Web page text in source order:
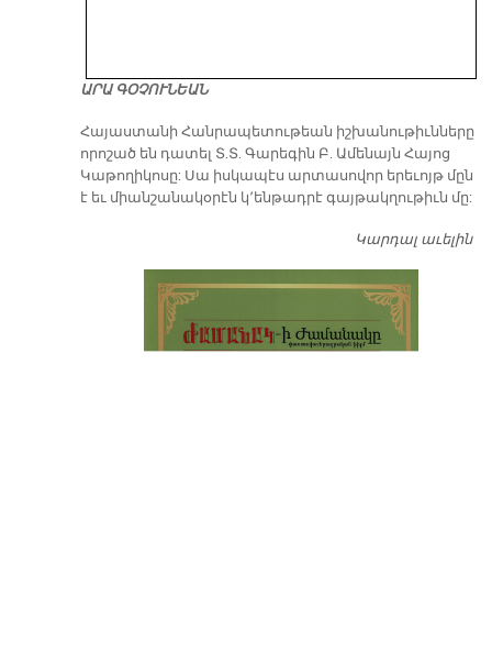
ԱՐԱ ԳՕՉՈՒՆԵԱՆ
​Հայաստանի Հանրապետութեան իշխանութիւնները
որոշած են դատել Տ.Տ. Գարեգին Բ. Ամենայն Հայոց
Կաթողիկոսը: Սա իսկապէս արտասովոր երեւոյթ մըն
է եւ միանշանակօրէն կ՚ենթադրէ գայթակղութիւն մը:
Կարդալ աւելին